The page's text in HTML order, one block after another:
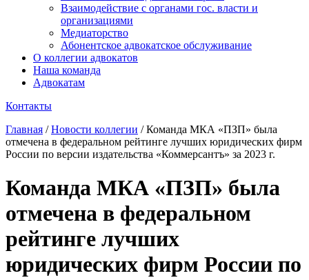
Взаимодействие с органами гос. власти и
организациями
Медиаторство
Абонентское адвокатское обслуживание
О коллегии адвокатов
Наша команда
Адвокатам
Контакты
Главная /Новости коллегии /Команда МКА «ПЗП» была
отмечена в федеральном рейтинге лучших юридических фирм
России по версии издательства «Коммерсантъ» за 2023 г.
Команда МКА «ПЗП» была
отмечена в федеральном
рейтинге лучших
юридических фирм России по